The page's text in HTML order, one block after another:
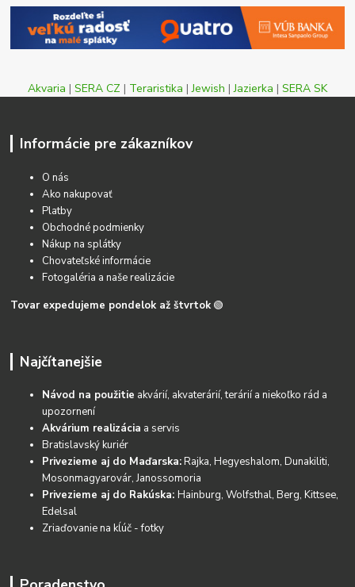
Akvaria | SERA CZ | Teraristika |Jewish |Jazierka | SERA SK
Informácie pre zákazníkov
O nás
Ako nakupovať
Platby
Obchodné podmienky
Nákup na splátky
Chovateľské informácie
Fotogaléria a naše realizácie
Tovar expedujeme pondelok až štvrtok 🟢
Najčítanejšie
Návod na použitie akvárií, akvaterárií, terárií a niekoľko rád a
upozornení
Akvárium realizácia a servis
Bratislavský kuriér
Privezieme aj do Maďarska:Rajka, Hegyeshalom, Dunakiliti,
Mosonmagyarovár, Janossomoria
Privezieme aj do Rakúska:Hainburg, Wolfsthal, Berg, Kittsee,
Edelsal
Zriaďovanie na kĺúč - fotky